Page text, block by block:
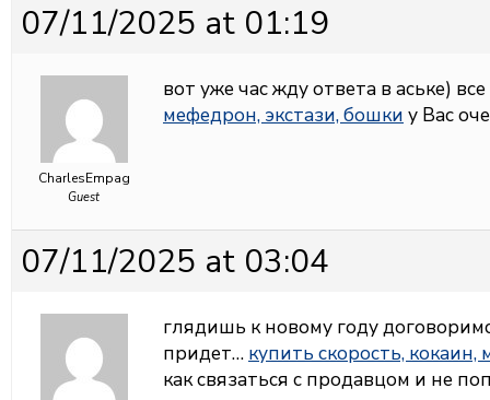
07/11/2025 at 01:19
CharlesEmpag
Guest
вот уже час жду ответа в аське)
мефедрон, экстази, бошки у Вас
07/11/2025 at 03:04
глядишь к новому году
придет… купить скорость,
как связаться с продавцом и не